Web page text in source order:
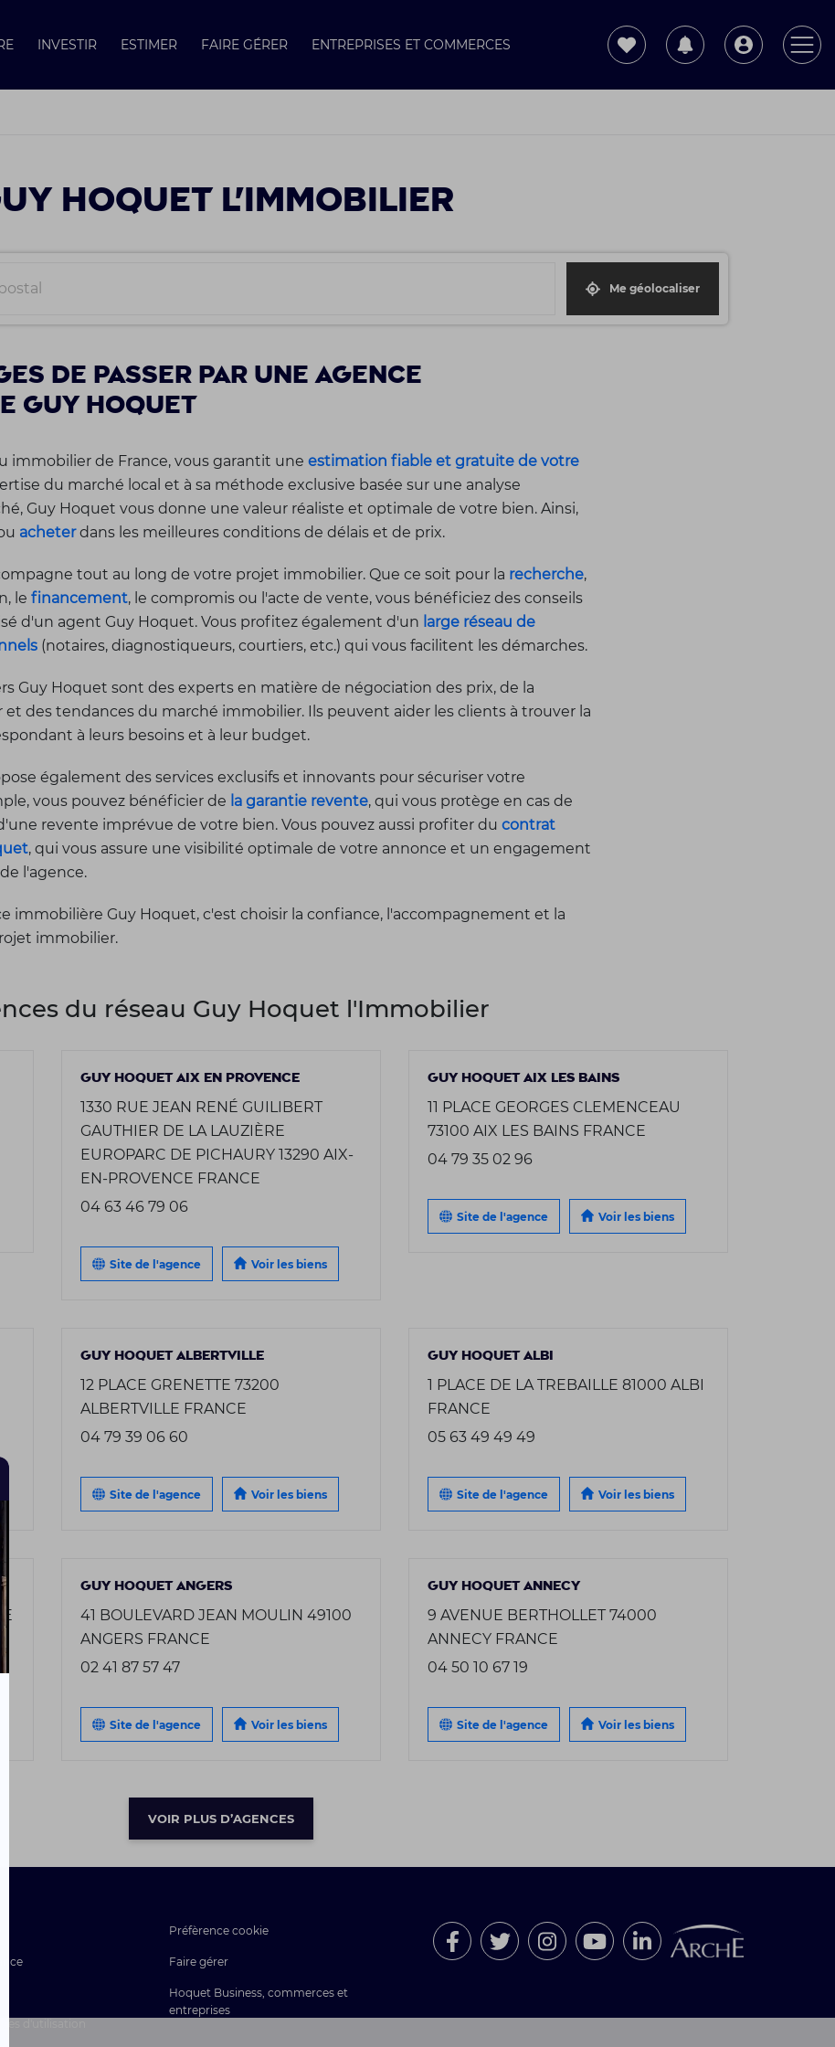
INVESTIR ESTIMER FAIRE GÉRER ENTREPRISES ET COMMERCES
HOQUET L'IMMOBILIER
Me géolocaliser
de passer par une agence
Guy Hoquet
immobilier de France, vous garantit une estimation fiable et gratuite de votre
du marché local et à sa méthode exclusive basée sur une analyse
Guy Hoquet vous donne une valeur réaliste et optimale de votre bien. Ainsi,
acheterdans les meilleures conditions de délais et de prix.
tout au long de votre projet immobilier. Que ce soit pour la recherche,
le financement, le compromis ou l'acte de vente, vous bénéficiez des conseils
d'un agent Guy Hoquet. Vous profitez également d'un large réseau de
(notaires, diagnostiqueurs, courtiers, etc.) qui vous facilitent les démarches.
Guy Hoquet sont des experts en matière de négociation des prix, de la
et des tendances du marché immobilier. Ils peuvent aider les clients à trouver la
à leurs besoins et à leur budget.
également des services exclusifs et innovants pour sécuriser votre
vous pouvez bénéficier de la garantie revente, qui vous protège en cas de
revente imprévue de votre bien. Vous pouvez aussi profiter du contrat
, qui vous assure une visibilité optimale de votre annonce et un engagement
l'agence.
immobilière Guy Hoquet, c'est choisir la confiance, l'accompagnement et la
immobilier.
du réseau Guy Hoquet l'Immobilier
GUY HOQUET AIX EN PROVENCE
1330 RUE JEAN RENÉ GUILIBERT
GAUTHIER DE LA LAUZIÈRE
EUROPARC DE PICHAURY 13290 AIX-
EN-PROVENCE FRANCE
04 63 46 79 06
Site de l'agence Voir les biens
GUY HOQUET AIX LES BAINS
11 PLACE GEORGES CLEMENCEAU
73100 AIX LES BAINS FRANCE
04 79 35 02 96
Site de l'agence Voir les biens
GUY HOQUET ALBERTVILLE
12 PLACE GRENETTE 73200
ALBERTVILLE FRANCE
04 79 39 06 60
Site de l'agence Voir les biens
GUY HOQUET ALBI
1 PLACE DE LA TREBAILLE 81000 ALBI
FRANCE
05 63 49 49 49
Site de l'agence Voir les biens
GUY HOQUET ANGERS
41 BOULEVARD JEAN MOULIN 49100
ANGERS FRANCE
02 41 87 57 47
Site de l'agence Voir les biens
GUY HOQUET ANNECY
9 AVENUE BERTHOLLET 74000
ANNECY FRANCE
04 50 10 67 19
Site de l'agence Voir les biens
VOIR PLUS D’AGENCES
Préfèrence cookie
Faire gérer
Hoquet Business, commerces et
entreprises